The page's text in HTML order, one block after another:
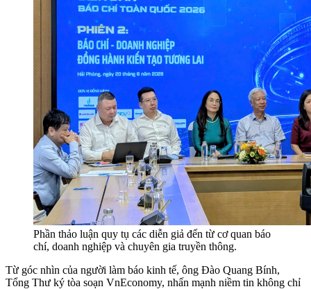
Phần thảo luận quy tụ các diễn giả đến từ cơ quan báo
chí, doanh nghiệp và chuyên gia truyền thông.
Từ góc nhìn của người làm báo kinh tế, ông Đào Quang Bính,
Tổng Thư ký tòa soạn VnEconomy, nhấn mạnh niềm tin không chỉ